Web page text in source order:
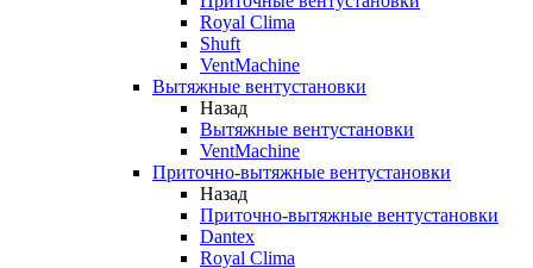
Royal Clima
Shuft
VentMachine
Вытяжные вентустановки
Назад
Вытяжные вентустановки
VentMachine
Приточно-вытяжные вентустановки
Назад
Приточно-вытяжные вентустановки
Dantex
Royal Clima